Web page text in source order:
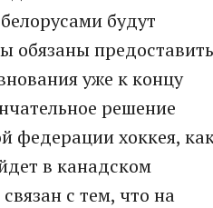
будут
обязаны предоставить
уже к концу
решение
федерации хоккея,
в канадском
с тем, что на